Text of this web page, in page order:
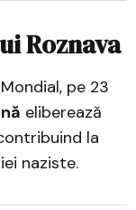
Roznava
pe 23
eliberează
la
naziste.